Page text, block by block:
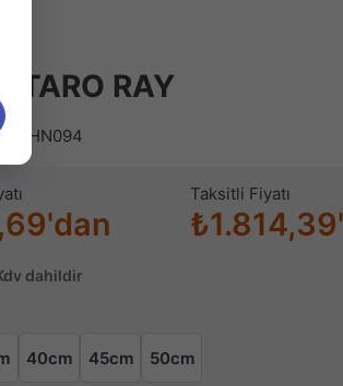
RAY
HN094
Taksitli Fiyatı
dahildir
40cm 45cm 50cm